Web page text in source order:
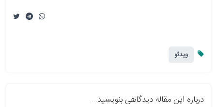
ویدئو
درباره این مقاله دیدگاهی بنویسید...